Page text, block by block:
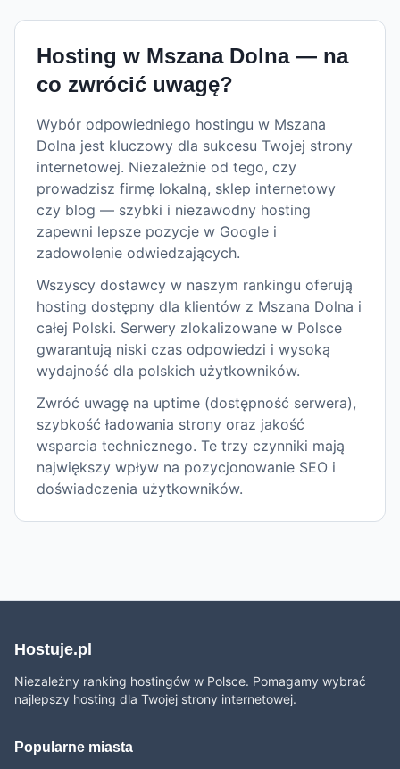
Hosting w Mszana Dolna— na
co zwrócić uwagę?
Wybór odpowiedniego hostingu w Mszana
Dolna jest kluczowy dla sukcesu Twojej strony
internetowej. Niezależnie od tego, czy
prowadzisz firmę lokalną, sklep internetowy
czy blog — szybki i niezawodny hosting
zapewni lepsze pozycje w Google i
zadowolenie odwiedzających.
Wszyscy dostawcy w naszym rankingu oferują
hosting dostępny dla klientów z Mszana Dolna i
całej Polski. Serwery zlokalizowane w Polsce
gwarantują niski czas odpowiedzi i wysoką
wydajność dla polskich użytkowników.
Zwróć uwagę na uptime (dostępność serwera),
szybkość ładowania strony oraz jakość
wsparcia technicznego. Te trzy czynniki mają
największy wpływ na pozycjonowanie SEO i
doświadczenia użytkowników.
Hostuje.pl
Niezależny ranking hostingów w Polsce. Pomagamy wybrać
najlepszy hosting dla Twojej strony internetowej.
Popularne miasta